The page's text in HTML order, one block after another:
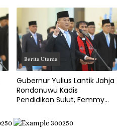
Berita Utama
Gubernur Yulius Lantik Jahja
Rondonuwu Kadis
Pendidikan Sulut, Femmy